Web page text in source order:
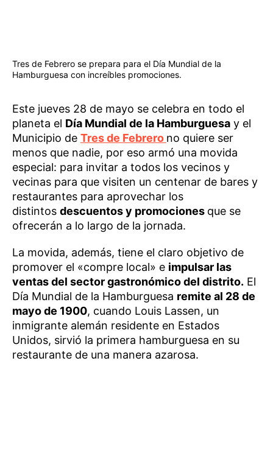
Tres de Febrero se prepara para el Día Mundial de la
Hamburguesa con increíbles promociones.
Este jueves 28 de mayo se celebra en todo el
planeta el Día Mundial de la Hamburguesa y el
Municipio de Tres de Febrero no quiere ser
menos que nadie, por eso armó una movida
especial: para invitar a todos los vecinos y
vecinas para que visiten un centenar de bares y
restaurantes para aprovechar los
distintos descuentos y promociones que se
ofrecerán a lo largo de la jornada.
La movida, además, tiene el claro objetivo de
promover el «compre local» e impulsar las
ventas del sector gastronómico del distrito. El
Día Mundial de la Hamburguesa remite al 28 de
mayo de 1900, cuando Louis Lassen, un
inmigrante alemán residente en Estados
Unidos, sirvió la primera hamburguesa en su
restaurante de una manera azarosa.